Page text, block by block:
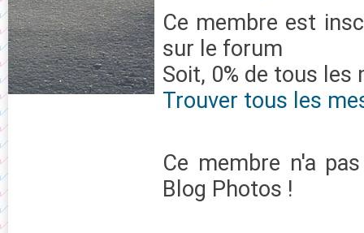
Ce membre est
sur le forum
Soit, 0% de tous
Trouver tous les
Ce membre n'a
Blog Photos !